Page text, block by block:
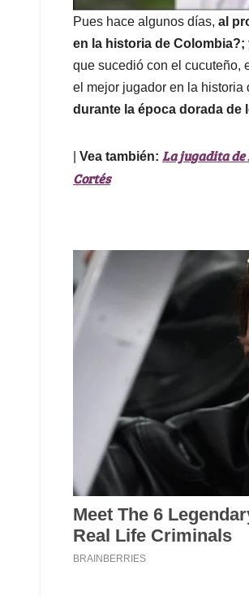
Pues hace algunos días, al
en la historia de
que sucedió con el cucuteño,
el mejor jugador en la historia
durante la época dorada de
Vea también: La jugadita de
Cortés